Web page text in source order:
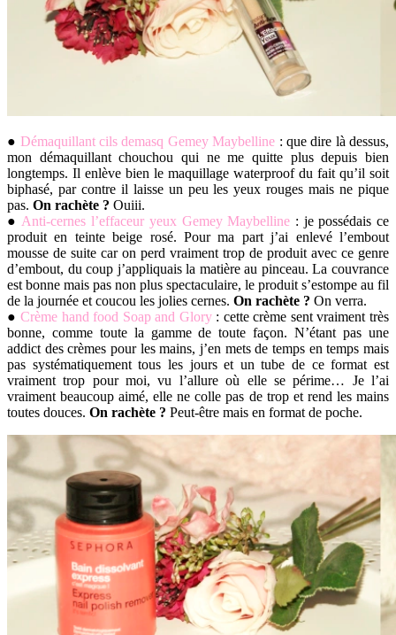
● Démaquillant cils demasq Gemey Maybelline : que dire là dessus,
mon démaquillant chouchou qui ne me quitte plus depuis bien
longtemps. Il enlève bien le maquillage waterproof du fait qu’il soit
biphasé, par contre il laisse un peu les yeux rouges mais ne pique
pas. On rachète ? Ouiii.
● Anti-cernes l’effaceur yeux Gemey Maybelline : je possédais ce
produit en teinte beige rosé. Pour ma part j’ai enlevé l’embout
mousse de suite car on perd vraiment trop de produit avec ce genre
d’embout, du coup j’appliquais la matière au pinceau. La couvrance
est bonne mais pas non plus spectaculaire, le produit s’estompe au fil
de la journée et coucou les jolies cernes. On rachète ? On verra.
●Crème hand food Soap and Glory: cette crème sent vraiment très
bonne, comme toute la gamme de toute façon. N’étant pas une
addict des crèmes pour les mains, j’en mets de temps en temps mais
pas systématiquement tous les jours et un tube de ce format est
vraiment trop pour moi, vu l’allure où elle se périme… Je l’ai
vraiment beaucoup aimé, elle ne colle pas de trop et rend les mains
toutes douces. On rachète ? Peut-être mais en format de poche.